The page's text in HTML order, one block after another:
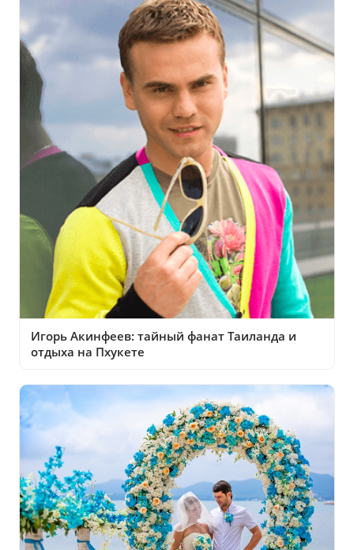
Игорь Акинфеев: тайный фанат Таиланда и
отдыха на Пхукете